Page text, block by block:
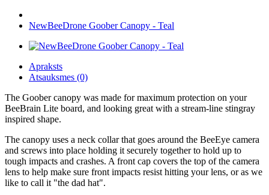
NewBeeDrone Goober Canopy - Teal
Apraksts
Atsauksmes (0)
The Goober canopy was made for maximum protection on your
BeeBrain Lite board, and looking great with a stream-line stingray
inspired shape.
The canopy uses a neck collar that goes around the BeeEye camera
and screws into place holding it securely together to hold up to
tough impacts and crashes. A front cap covers the top of the camera
lens to help make sure front impacts resist hitting your lens, or as we
like to call it "the dad hat".